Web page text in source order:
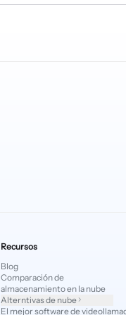
Recursos
Blog
Comparación de
almacenamiento en la nube
Alterntivas de nube
El mejor software de